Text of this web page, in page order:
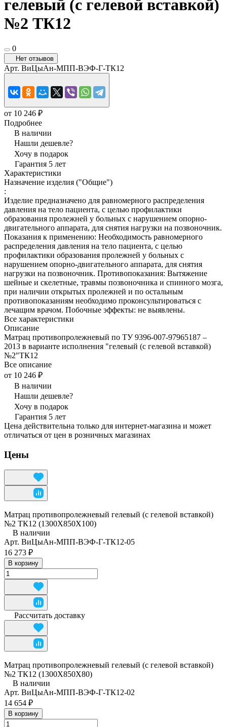
гелевый (с гелевой вставкой)
№2 ТК12
0
Нет отзывов
Арт. ВиЦыАн-МПП-ВЭФ-Г-ТК12
от 10 246 ₽
Подробнее
В наличии
Нашли дешевле?
Хочу в подарок
Гарантия 5 лет
Характеристики
Назначение изделия ("Общие")
:
Изделие предназначено для равномерного распределения
давления на тело пациента, с целью профилактики
образования пролежней у больных с нарушением опорно-
двигательного аппарата, для снятия нагрузки на позвоночник.
Показания к применению: Необходимость равномерного
распределения давления на тело пациента, с целью
профилактики образования пролежней у больных с
нарушением опорно-двигательного аппарата, для снятия
нагрузки на позвоночник. Противопоказания: Вытяжение
шейные и скелетные, травмы позвоночника и спинного мозга,
при наличии открытых пролежней и по остальным
противопоказаниям необходимо проконсультироваться с
лечащим врачом. Побочные эффекты: не выявлены.
Все характеристики
Описание
Матрац противопролежневый по ТУ 9396-007-97965187 –
2013 в варианте исполнения "гелевый (с гелевой вставкой)
№2"ТК12
Все описание
от 10 246 ₽
В наличии
Нашли дешевле?
Хочу в подарок
Гарантия 5 лет
Цена действительна только для интернет-магазина и может
отличаться от цен в розничных магазинах
Цены
Матрац противопролежневый гелевый (с гелевой вставкой)
№2 ТК12 (1300Х850Х100)
В наличии
Арт. ВиЦыАн-МПП-ВЭФ-Г-ТК12-05
16 273 ₽
В корзину
Рассчитать доставку
Матрац противопролежневый гелевый (с гелевой вставкой)
№2 ТК12 (1300Х850Х80)
В наличии
Арт. ВиЦыАн-МПП-ВЭФ-Г-ТК12-02
14 654 ₽
В корзину